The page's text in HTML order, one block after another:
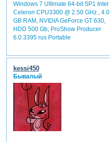
Windows 7 Ultimate 64-bit SP1 Intel
Celeron CPU3300 @ 2.50 GHz , 4.0
GB RAM, NVIDIA GeForce GT 630,
HDD 500 Gb; ProShow Producer
6.0.3395 rus Portable
kessi450
Бывалый